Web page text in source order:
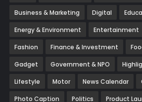
Business & Marketing Digital
Energy & Environment Entertainment
Fashion Finance & Investment
Gadget Government & NPO
Lifestyle Motor News Calendar
Photo Caption Politics Product